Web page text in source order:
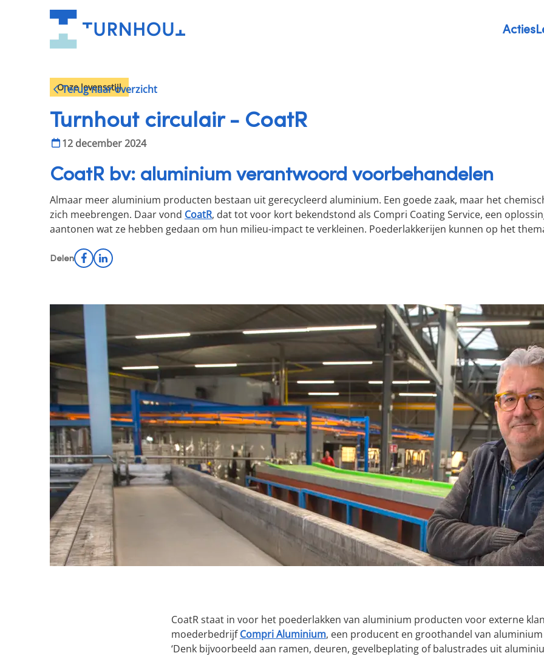
menu
Acties
Turnhout circulair - CoatR
12 december 2024
Onze levensstijl
CoatR bv: aluminium verantwoord voorbehandelen
Almaar meer aluminium producten bestaan uit gerecycleerd aluminium. Een goede zaak, maar het
zich meebrengen. Daar vond CoatR, dat tot voor kort bekendstond als Compri Coating Service, een
aantonen wat ze hebben gedaan om hun milieu-impact te verkleinen. Poederlakkerijen kunnen op het
Delen Facebook
CoatR staat in voor het poederlakken van aluminium producten voor externe
moederbedrijfCompri Aluminium, een producent en groothandel van
‘Denk bijvoorbeeld aan ramen, deuren, gevelbeplating of balustrades uit
Terug naar overzicht